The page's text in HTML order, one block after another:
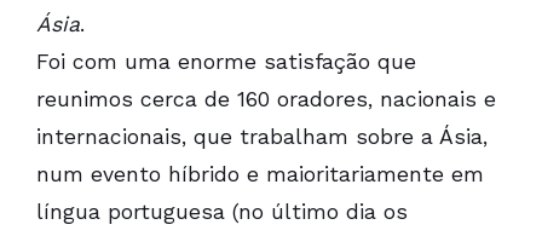
Ásia.
Foi com uma enorme satisfação que
reunimos cerca de 160 oradores, nacionais e
internacionais, que trabalham sobre a Ásia,
num evento híbrido e maioritariamente em
língua portuguesa (no último dia os